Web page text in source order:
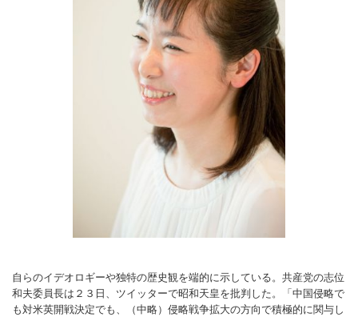
自らのイデオロギーや独特の歴史観を端的に示している。共産党の志位
和夫委員長は２３日、ツイッターで昭和天皇を批判した。「中国侵略で
も対米英開戦決定でも、（中略）侵略戦争拡大の方向で積極的に関与し